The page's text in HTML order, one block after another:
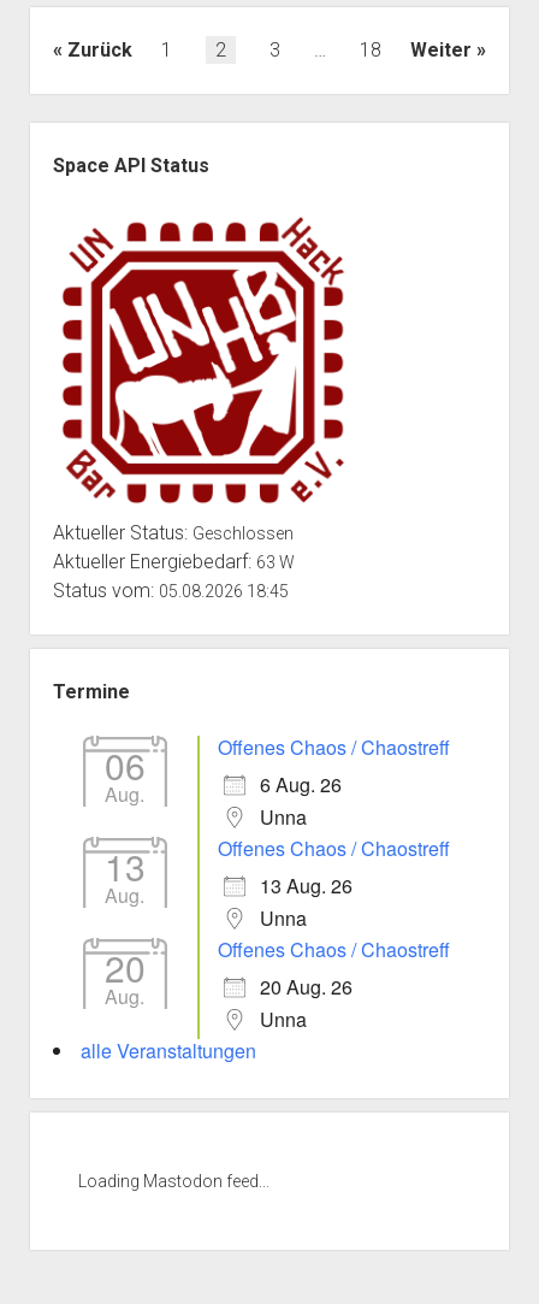
3.
August
Seitennummerierung
Zurück 1 2 3 18 Weiter
Space API Status
Aktueller Status: Geschlossen
Aktueller Energiebedarf: 63 W
Status vom: 05.08.2026 18:45
Termine
06
Aug.
Offenes Chaos / Chaostreff
6 Aug. 26
Unna
13
Aug.
Offenes Chaos / Chaostreff
13 Aug. 26
Unna
20
Aug.
Offenes Chaos / Chaostreff
20 Aug. 26
Unna
alle Veranstaltungen
Loading Mastodon feed...